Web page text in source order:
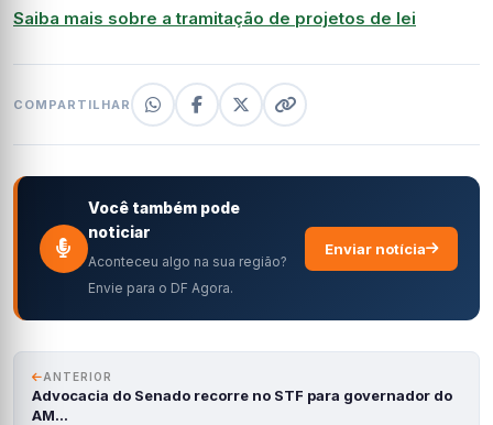
Saiba mais sobre a tramitação de projetos de lei
COMPARTILHAR
Você também pode
noticiar
Aconteceu algo na sua região?
Envie para o DF Agora.
Enviar notícia
ANTERIOR
Advocacia do Senado recorre no STF para governador do
AM…